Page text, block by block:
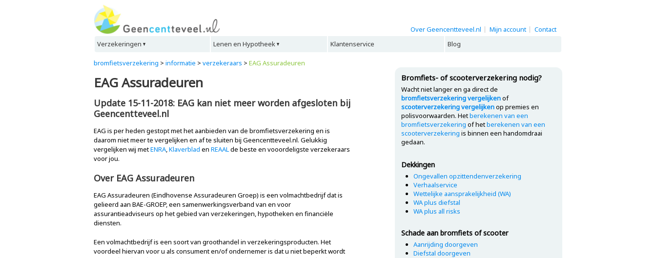
Over Geencentteveel.nl Mijn account
Contact
Verzekeringen
Lenen en Hypotheek Klantenservice Blog
bromfietsverzekering > informatie > verzekeraars > EAG Assuradeuren
EAG Assuradeuren
Update 15-11-2018: EAG kan niet meer worden afgesloten bij
Geencentteveel.nl
EAG is per heden gestopt met het aanbieden van de bromfietsverzekering en is
daarom niet meer te vergelijken en af te sluiten bij Geencentteveel.nl. Gelukkig
vergelijken wij metENRA Klaverblad en REAAL de beste en vooordeligste verzekeraars
voor jou.
Over EAG Assuradeuren
EAG Assuradeuren (Eindhovense Assuradeuren Groep) is een volmachtbedrijf dat is
gelieerd aan BAE-GROEP, een samenwerkingsverband van en voor
assurantieadviseurs op het gebied van verzekeringen, hypotheken en financiële
diensten.
Een volmachtbedrijf is een soort van groothandel in verzekeringsproducten. Het
voordeel hiervan voor u als consument en/of ondernemer is dat u niet beperkt wordt
Bromfiets- of scooterverzekering nodig?
Wacht niet langer en ga direct de
bromfietsverzekering vergelijkenof
scooterverzekering vergelijkenop premies en
polisvoorwaarden. Hetberekenen van een
bromfietsverzekering of hetberekenen van een
scooterverzekering is binnen een handomdraai
gedaan.
Dekkingen
Ongevallen opzittendenverzekering
Verhaalservice
Wettelijke aansprakelijkheid (WA)
WA plus diefstal
WA plus all risks
Schade aan bromfiets of scooter
Aanrijding doorgeven
Diefstal doorgeven